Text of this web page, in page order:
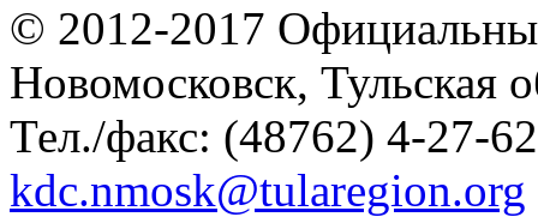
© 2012-2017
Новомосковск, Тульская
Тел./факс: (48762) 4-27-
kdc.nmosk@tularegion.org